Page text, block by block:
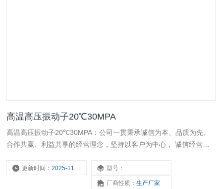
高温高压振动子20℃30MPA
高温高压振动子20℃30MPA：公司一贯秉承诚信为本、品质为先、
合作共赢、利益共享的经营理念，坚持以客户为中心， 诚信经营，
建立了*的质量管理体系，强化研发、生产的过程控制，确保出厂的
更新时间：2025-11-17 型号：
厂商性质： 生产厂家